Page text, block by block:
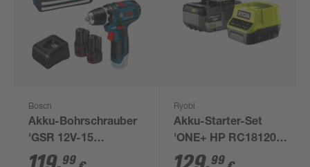
Bosch
Akku-Bohrschrauber
'GSR 12V-15
Professional' mit 2
99
Ryobi
Akku-Starter-Set
'ONE+ HP RC18120-
150X' 18 V 5,0 Ah mit
99